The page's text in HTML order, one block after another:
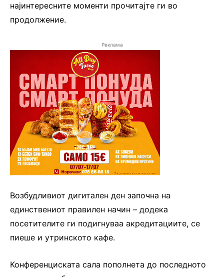
најинтересните моменти прочитајте ги во
продолжение.
Реклама
Возбудливиот дигитален ден започна на
единствениот правилен начин – додека
посетителите ги подигнуваа акредитациите, се
пиеше и утринското кафе.
Конференциската сала пополнета до последното